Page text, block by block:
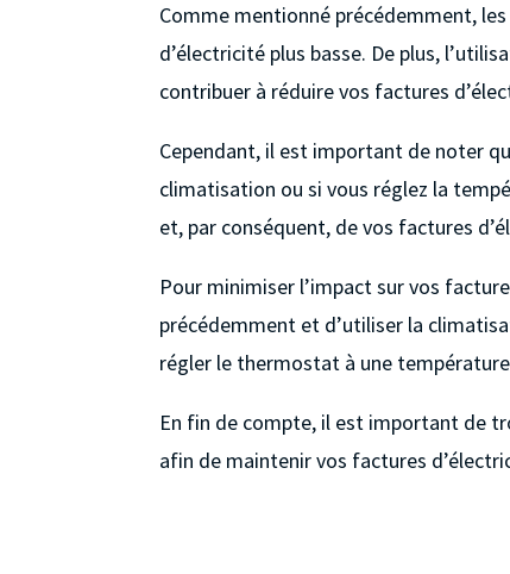
Comme mentionné précédemment,
d’électricité plus basse. De plus,
contribuer à réduire vos factures
Cependant, il est important de noter
climatisation ou si vous réglez la
et, par conséquent, de vos factures
Pour minimiser l’impact sur vos
précédemment et d’utiliser la
régler le thermostat à une
En fin de compte, il est important de
afin de maintenir vos factures